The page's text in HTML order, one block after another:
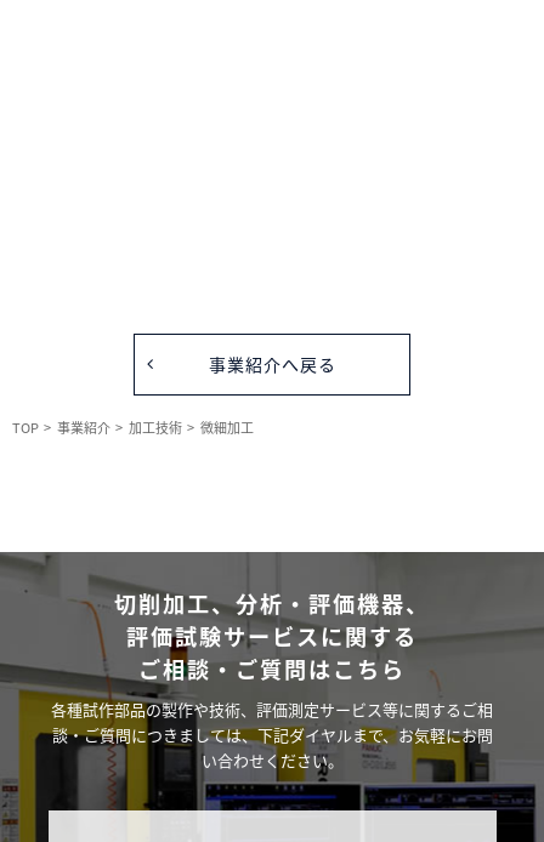
サービス
材料試験
サービス
事業紹介へ戻る
TOP 事業紹介 加工技術 微細加工
切削加工、分析・評価機器、
評価試験サービスに関する
ご相談・ご質問はこちら
各種試作部品の製作や技術、評価測定サービス等に関するご相
談・ご質問につきましては、下記ダイヤルまで、お気軽にお問
い合わせください。